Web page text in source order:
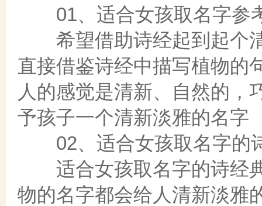
01、适合女孩取名字参
希望借助诗经起到起个清
直接借鉴诗经中描写植物的
人的感觉是清新、自然的，
予孩子一个清新淡雅的名字
02、适合女孩取名字的
适合女孩取名字的诗经典
物的名字都会给人清新淡雅